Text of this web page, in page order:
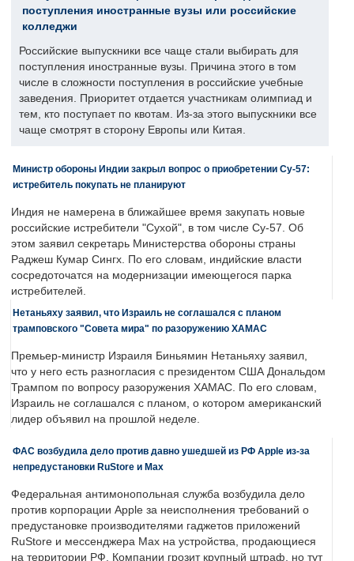
поступления иностранные вузы или российские
колледжи
Российские выпускники все чаще стали выбирать для
поступления иностранные вузы. Причина этого в том
числе в сложности поступления в российские учебные
заведения. Приоритет отдается участникам олимпиад и
тем, кто поступает по квотам. Из-за этого выпускники все
чаще смотрят в сторону Европы или Китая.
Министр обороны Индии закрыл вопрос о приобретении Су-57:
истребитель покупать не планируют
Индия не намерена в ближайшее время закупать новые
российские истребители "Сухой", в том числе Су-57. Об
этом заявил секретарь Министерства обороны страны
Раджеш Кумар Сингх. По его словам, индийские власти
сосредоточатся на модернизации имеющегося парка
истребителей.
Нетаньяху заявил, что Израиль не соглашался с планом
трамповского "Совета мира" по разоружению ХАМАС
Премьер-министр Израиля Биньямин Нетаньяху заявил,
что у него есть разногласия с президентом США Дональдом
Трампом по вопросу разоружения ХАМАС. По его словам,
Израиль не соглашался с планом, о котором американский
лидер объявил на прошлой неделе.
ФАС возбудила дело против давно ушедшей из РФ Apple из-за
непредустановки RuStore и Max
Федеральная антимонопольная служба возбудила дело
против корпорации Apple за неисполнения требований о
предустановке производителями гаджетов приложений
RuStore и мессенджера Max на устройства, продающиеся
на территории РФ. Компании грозит крупный штраф, но тут